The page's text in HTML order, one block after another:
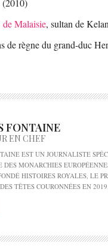
(2010)
Malaisie, sultan de
de règne du grand-duc
FONTAINE
EN CHEF
EST UN JOURNALISTE
DES MONARCHIES
HISTOIRES ROYALES, LE
TÊTES COURONNÉES EN